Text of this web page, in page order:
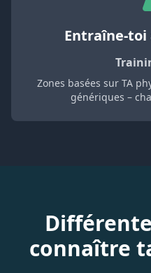
Entraîne-toi
Zones basées sur TA
génériques –
connaître